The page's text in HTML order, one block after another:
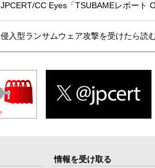
JPCERT/CC Eyes「TSUBAMEレポート
侵入型ランサムウェア攻撃を受けたら読
情報を受け取る